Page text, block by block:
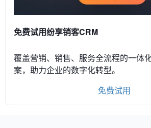
免费试用纷享销客CRM
覆盖营销、销售、服务全流程的一体
案，助力企业的数字化转型。
免费试用